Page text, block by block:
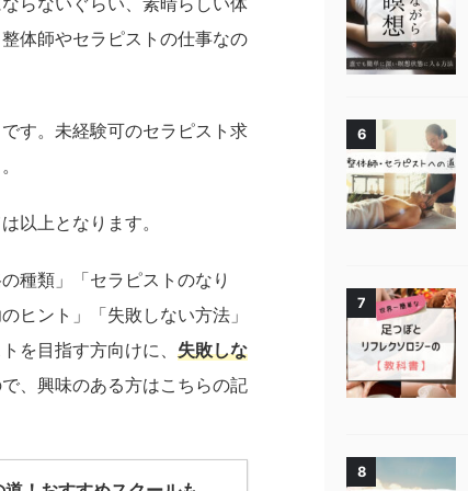
体師やセラピストの仕事なの
です。未経験可のセラピスト求
以上となります。
種類」「セラピストのなり
ヒント」「失敗しない方法」
を目指す方向けに、 失敗しな
、興味のある方はこちらの記
6
7
8